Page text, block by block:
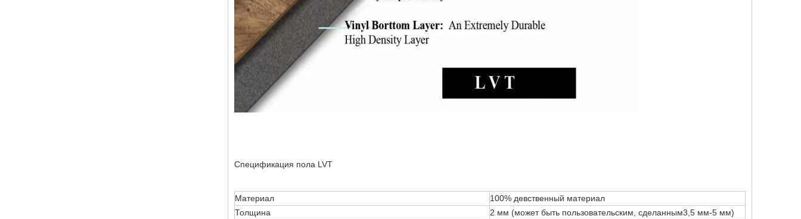
Спецификация пола LVT
Материал
100% девственный материал
Толщина
2 мм (может быть пользовательским, сделанным3,5 мм-5 мм)